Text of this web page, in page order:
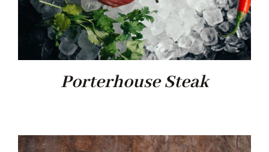
Porterhouse Steak